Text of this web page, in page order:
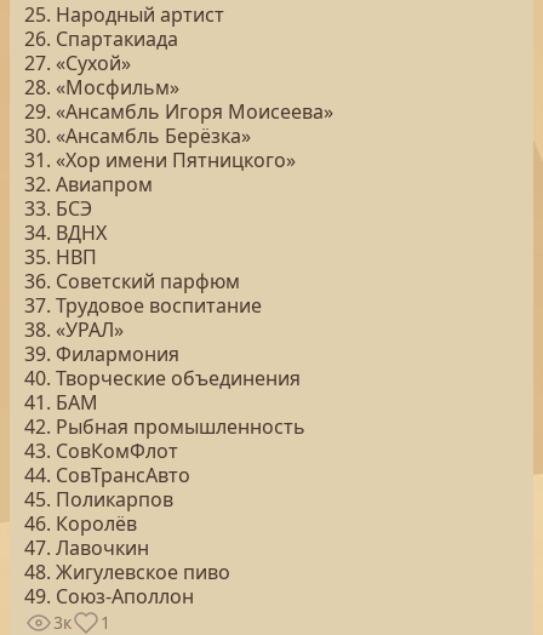
25. Народный артист
26. Спартакиада
27. «Сухой»
28. «Мосфильм»
29. «Ансамбль Игоря Моисеева»
30. «Ансамбль Берёзка»
31. «Хор имени Пятницкого»
32. Авиапром
33. БСЭ
34. ВДНХ
35. НВП
36. Советский парфюм
37. Трудовое воспитание
38. «УРАЛ»
39. Филармония
40. Творческие объединения
41. БАМ
42. Рыбная промышленность
43. СовКомФлот
44. СовТрансАвто
45. Поликарпов
46. Королёв
47. Лавочкин
48. Жигулевское пиво
49. Союз-Аполлон
3к 1